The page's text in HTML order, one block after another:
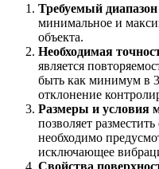
Требуемый
минимальное и
объекта.
Необходимая
является
быть как минимум в
отклонение
Размеры и условия
позволяет
необходимо
исключающее
Свойства